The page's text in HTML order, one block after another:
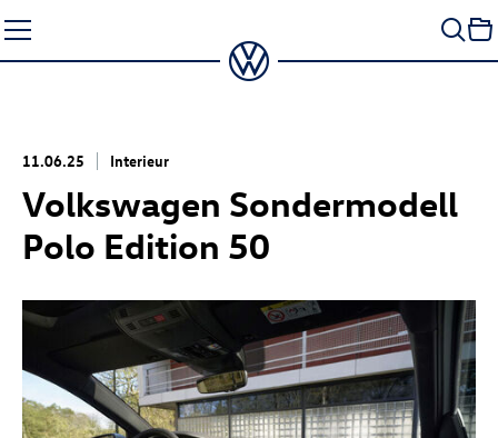
Seiteninhalt
springen
11.06.25 Interieur
Volkswagen Sondermodell
Polo Edition 50